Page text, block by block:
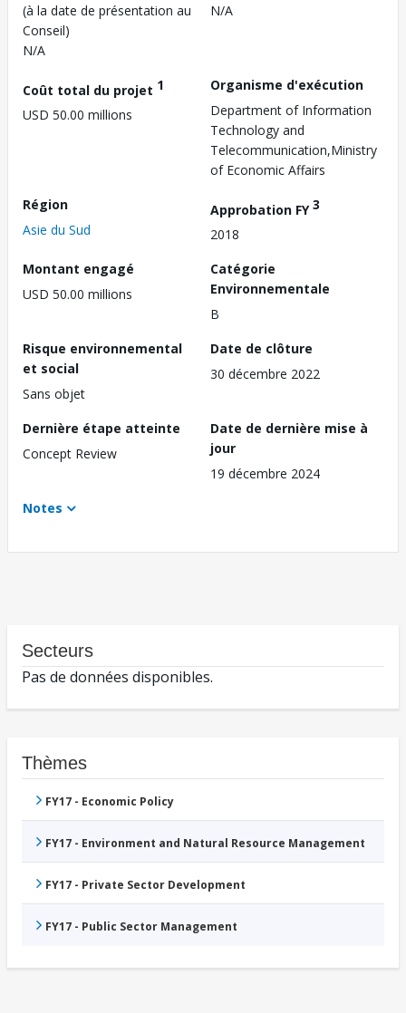
(à la date de présentation au
Conseil)
N/A
N/A
Coût total du projet 1
USD 50.00 millions
Organisme d'exécution
Department of Information
Technology and
Telecommunication,Ministry
of Economic Affairs
Région
Asie du Sud
Approbation FY3
2018
Montant engagé
USD 50.00 millions
Catégorie
Environnementale
B
Risque environnemental
et social
Sans objet
Date de clôture
30 décembre 2022
Dernière étape atteinte
Concept Review
Date de dernière mise à
jour
19 décembre 2024
Notes
Secteurs
Pas de données disponibles.
Thèmes
FY17 - Economic Policy
FY17 - Environment and Natural Resource Management
FY17 - Private Sector Development
FY17 - Public Sector Management